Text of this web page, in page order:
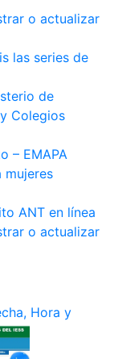
o actualizar
las series de
de
Colegios
– EMAPA
mujeres
ANT en línea
o actualizar
Hora y